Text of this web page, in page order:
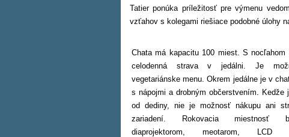
Tatier ponúka príležitosť pre výmenu
vzťahov s kolegami riešiace podobné úlohy
Chata má kapacitu 100 miest. S nocľahom
celodenná strava v jedálni. Je
vegetariánske menu. Okrem jedálne je v
s nápojmi a drobným občerstvením. Kedže
od dediny, nie je možnosť nákupu ani
zariadení. Rokovacia miestnosť
diaprojektorom, meotarom, LCD